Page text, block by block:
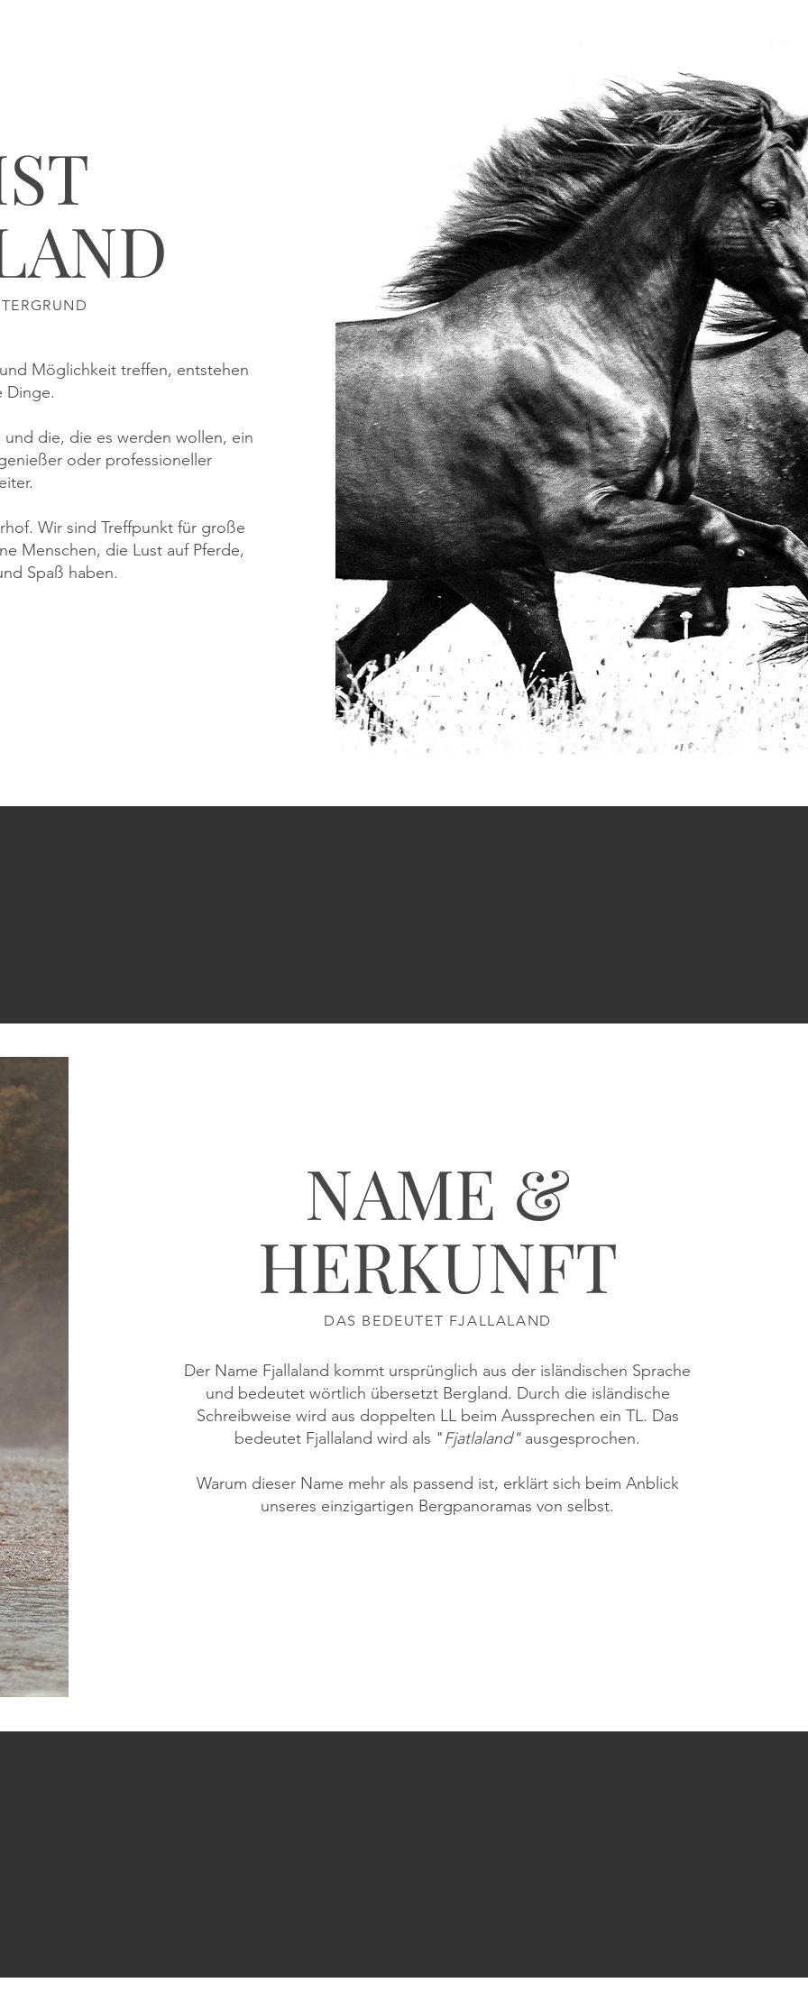
Möglichkeit treffen, entstehen
Dinge.
und die, die es werden wollen, ein
oder professioneller
Wir sind Treffpunkt für große
Menschen, die Lust auf Pferde,
Spaß haben.
NAME &
HERKUNFT
DAS BEDEUTET FJALLALAND
Der Name Fjallaland kommt ursprünglich aus der isländischen Sprache
und bedeutet wörtlich übersetzt Bergland. Durch die isländische
Schreibweise wird aus doppelten LL beim Aussprechen ein TL. Das
bedeutet Fjallaland wird als "Fjatlaland"ausgesprochen.
Warum dieser Name mehr als passend ist, erklärt sich beim Anblick
unseres einzigartigen Bergpanoramas von selbst.